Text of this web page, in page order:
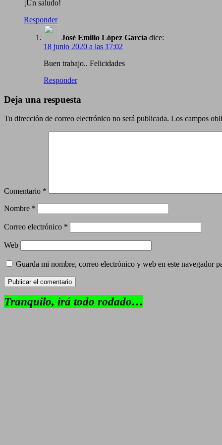
¡Un saludo!
Responder
José Emilio López García dice:
18 junio 2020 a las 17:02
Buen trabajo.. Felicidades
Responder
Deja una respuesta
Tu dirección de correo electrónico no será publicada. Los campos
Comentario *
Nombre *
Correo electrónico *
Web
Guarda mi nombre, correo electrónico y web en este navegador
Tranquilo, irá todo rodado…